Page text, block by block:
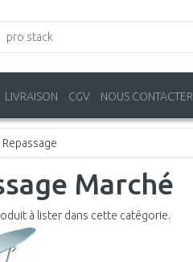
LIVRAISON CGV NOUS CONTACTER
Repassage
Marché
à lister dans cette catégorie.